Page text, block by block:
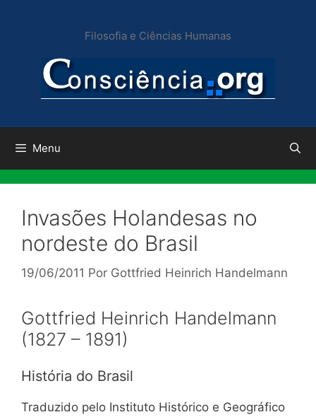
conteúdo
Filosofia e Ciências Humanas
Menu
Invasões Holandesas no
nordeste do Brasil
19/06/2011 Por Gottfried Heinrich Handelmann
Gottfried Heinrich Handelmann
(1827 – 1891)
História do Brasil
Traduzido pelo Instituto Histórico e Geográfico